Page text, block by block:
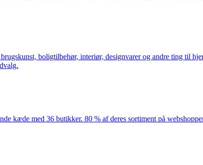
boligtilbehør, interiør, designvarer og andre ting til
kæde med 36 butikker. 80 % af deres sortiment på